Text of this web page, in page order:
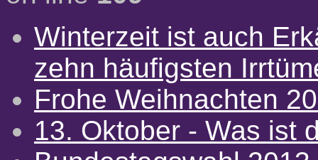
Winterzeit ist auch
zehn häufigsten
Frohe Weihnachten
13. Oktober - Was ist